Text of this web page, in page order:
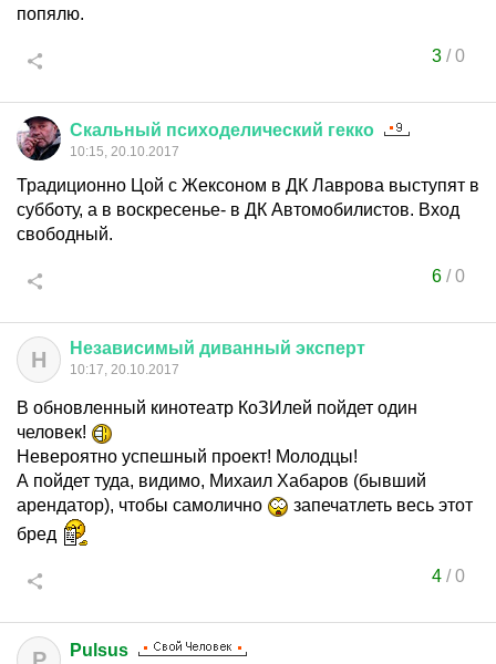
попялю.
3/0
Скальный психоделический гекко
10:15, 20.10.2017
Традиционно Цой с Жексоном в ДК Лаврова выступят в
субботу, а в воскресенье- в ДК Автомобилистов. Вход
свободный.
6/0
Н Независимый диванный эксперт
10:17, 20.10.2017
В обновленный кинотеатр КоЗИлей пойдет один
человек!
Невероятно успешный проект! Молодцы!
А пойдет туда, видимо, Михаил Хабаров (бывший
арендатор), чтобы самолично
запечатлеть весь этот
бред
4/0
Pulsus